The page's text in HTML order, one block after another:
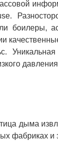
боилеры,
дыма
фабриках и